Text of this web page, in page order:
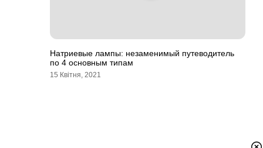
Натриевые лампы: незаменимый путеводитель
по 4 основным типам
15 Квітня, 2021